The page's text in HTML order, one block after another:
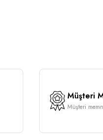
Müşteri
Müşteri